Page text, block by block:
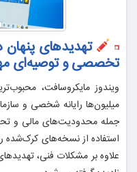
تهدیدهای
تخصصی و توصیه‌ای مهم
ویندوز مایکروسافت،
میلیون‌ها رایانه شخصی و
جمله محدودیت‌های مالی و
استفاده از نسخه‌های کرک‌شده
علاوه بر مشکلات فنی،